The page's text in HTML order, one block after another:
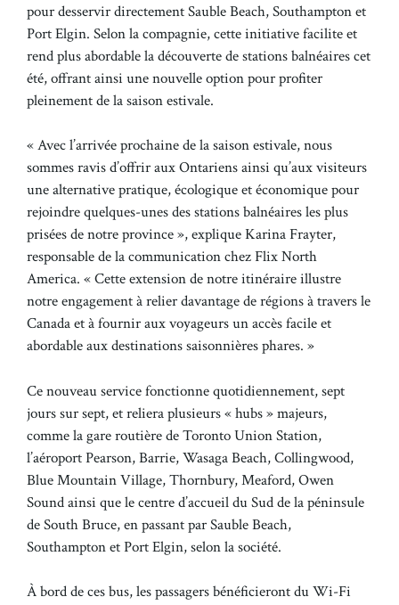
pour desservir directement Sauble Beach, Southampton et
Port Elgin. Selon la compagnie, cette initiative facilite et
rend plus abordable la découverte de stations balnéaires cet
été, offrant ainsi une nouvelle option pour profiter
pleinement de la saison estivale.
« Avec l’arrivée prochaine de la saison estivale, nous
sommes ravis d’offrir aux Ontariens ainsi qu’aux visiteurs
une alternative pratique, écologique et économique pour
rejoindre quelques-unes des stations balnéaires les plus
prisées de notre province », explique Karina Frayter,
responsable de la communication chez Flix North
America. « Cette extension de notre itinéraire illustre
notre engagement à relier davantage de régions à travers le
Canada et à fournir aux voyageurs un accès facile et
abordable aux destinations saisonnières phares. »
Ce nouveau service fonctionne quotidiennement, sept
jours sur sept, et reliera plusieurs « hubs » majeurs,
comme la gare routière de Toronto Union Station,
l’aéroport Pearson, Barrie, Wasaga Beach, Collingwood,
Blue Mountain Village, Thornbury, Meaford, Owen
Sound ainsi que le centre d’accueil du Sud de la péninsule
de South Bruce, en passant par Sauble Beach,
Southampton et Port Elgin, selon la société.
À bord de ces bus, les passagers bénéficieront du Wi-Fi